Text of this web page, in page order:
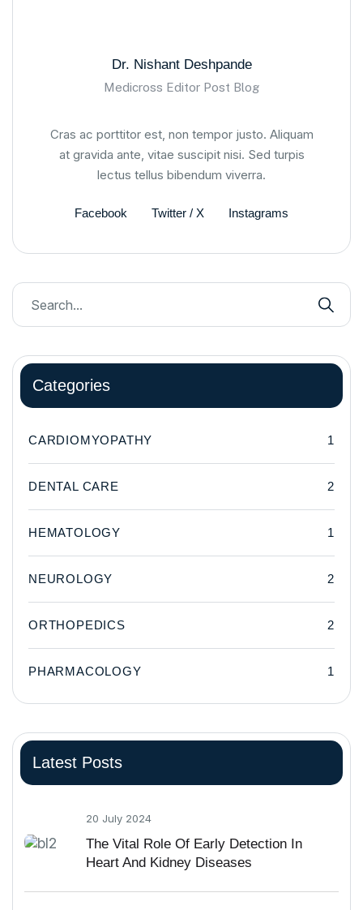
Dr. Nishant Deshpande
Medicross Editor Post Blog
Cras ac porttitor est, non tempor justo. Aliquam
at gravida ante, vitae suscipit nisi. Sed turpis
lectus tellus bibendum viverra.
Facebook Twitter / X Instagrams
Categories
CARDIOMYOPATHY 1
DENTAL CARE 2
HEMATOLOGY 1
NEUROLOGY 2
ORTHOPEDICS 2
PHARMACOLOGY 1
Latest Posts
20 July 2024
The Vital Role Of Early Detection In
Heart And Kidney Diseases